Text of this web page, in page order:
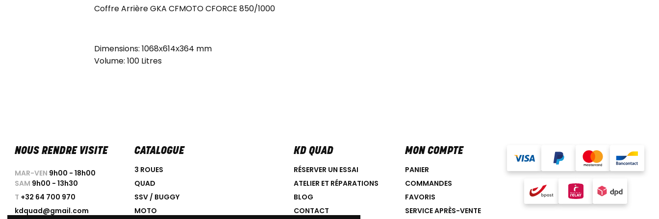
Coffre Arrière GKA CFMOTO CFORCE 850/1000
Dimensions: 1068х614х364 mm
Volume: 100 Litres
NOUS RENDRE VISITE
MAR-VEN 9h00 - 18h00
SAM 9h00 - 13h30
T +32 64 700 970
kdquad@gmail.com
CATALOGUE
3 ROUES
QUAD
SSV / BUGGY
MOTO
KD QUAD
RÉSERVER UN ESSAI
ATELIER ET RÉPARATIONS
BLOG
CONTACT
MON COMPTE
PANIER
COMMANDES
FAVORIS
SERVICE APRÈS-VENTE